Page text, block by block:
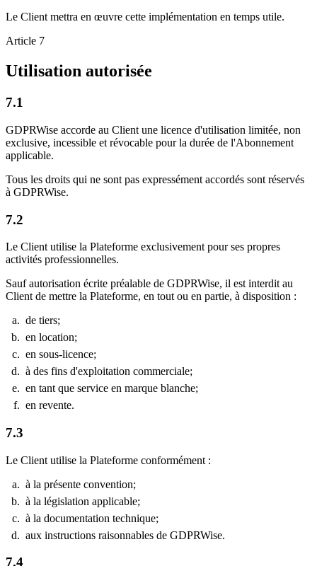
Le Client mettra en œuvre cette implémentation en temps utile.
Article 7
Utilisation autorisée
7.1
GDPRWise accorde au Client une licence d'utilisation limitée, non
exclusive, incessible et révocable pour la durée de l'Abonnement
applicable.
Tous les droits qui ne sont pas expressément accordés sont réservés
à GDPRWise.
7.2
Le Client utilise la Plateforme exclusivement pour ses propres
activités professionnelles.
Sauf autorisation écrite préalable de GDPRWise, il est interdit au
Client de mettre la Plateforme, en tout ou en partie, à disposition :
de tiers;
en location;
en sous-licence;
à des fins d'exploitation commerciale;
en tant que service en marque blanche;
en revente.
7.3
Le Client utilise la Plateforme conformément :
à la présente convention;
à la législation applicable;
à la documentation technique;
aux instructions raisonnables de GDPRWise.
7.4